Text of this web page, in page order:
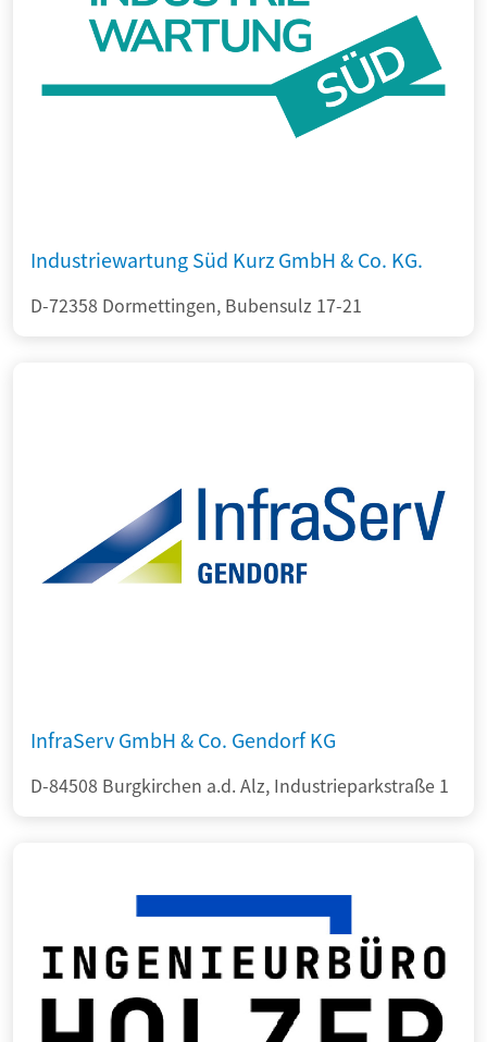
Industriewartung Süd Kurz GmbH & Co. KG.
D-72358 Dormettingen, Bubensulz 17-21
InfraServ GmbH & Co. Gendorf KG
D-84508 Burgkirchen a.d. Alz, Industrieparkstraße 1